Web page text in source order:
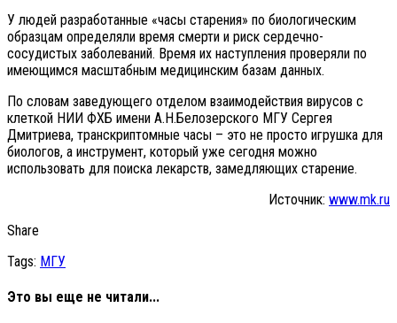
У людей разработанные «часы старения» по биологическим
образцам определяли время смерти и риск сердечно-
сосудистых заболеваний. Время их наступления проверяли по
имеющимся масштабным медицинским базам данных.
По словам заведующего отделом взаимодействия вирусов с
клеткой НИИ ФХБ имени А.Н.Белозерского МГУ Сергея
Дмитриева, транскриптомные часы – это не просто игрушка для
биологов, а инструмент, который уже сегодня можно
использовать для поиска лекарств, замедляющих старение.
Источник: www.mk.ru
Share
Tags: МГУ
Это вы еще не читали...